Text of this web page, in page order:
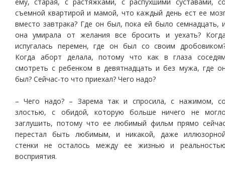
съемной квартирой и мамой, что каждый день ест ее
вместо завтрака? Где он был, пока ей было семнадцать,
она умирала от желания все бросить и уехать?
испугалась перемен, где он был со своим
Когда аборт делала, потому что как в глаза
смотреть с ребенком в девятнадцать и без мужа, где
был? Сейчас-то что приехал? Чего надо?
– Чего надо? – Зарема так и спросила, с нажимом,
злостью, с обидой, которую больше ничего не
заглушить, потому что ее любимый фильм прямо
перестал быть любимым, и никакой, даже
стенки не осталось между ее жизнью и
восприятия.